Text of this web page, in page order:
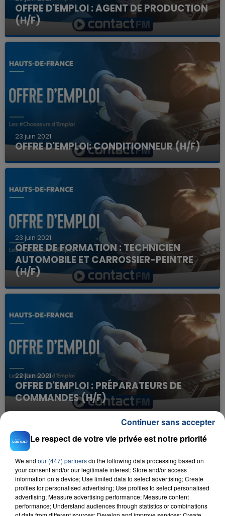
OFFRE D'EMPLOI : AGENT DE PRODUCTION
(H/F)
23 juin 2021
OFFRE D'EMPLOI: CONDITIONNEUR (H/F)
23 juin 2021
OFFRE DE FORMATION : TECHNICIEN
AUTOMOBILE ET CARROSSIER-PEINTRE
(H/F)
22 juin 2021
OFFRE D'EMPLOI : PRÉPARATEURS DE
COMMANDES (H/F)
22 juin 2021
OFFRE D'EMPLOI : MENUISIER ET
Le respect de votre vie privée est notre priorité
We and our (447) partnersdo the following data processing based on
your consent and/or our legitimate interest: Store and/or access
information on a device; Use limited data to select advertising; Create
profiles for personalised advertising; Use profiles to select personalised
advertising; Measure advertising performance; Measure content
performance; Understand audiences through statistics or combinations
Continuer sans accepter